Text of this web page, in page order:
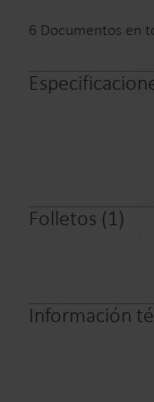
6 Documentos en
Folletos (1)
Información